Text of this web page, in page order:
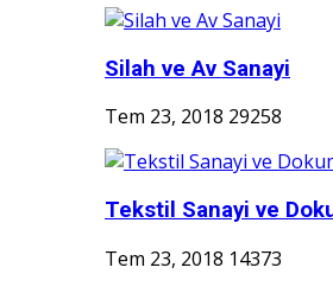
Silah ve Av Sanayi
Tem 23, 2018 29258
Tekstil Sanayi ve
Tem 23, 2018 14373